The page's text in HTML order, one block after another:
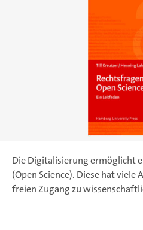
Die Digitalisierung ermöglicht
(Open Science). Diese hat viele
freien Zugang zu